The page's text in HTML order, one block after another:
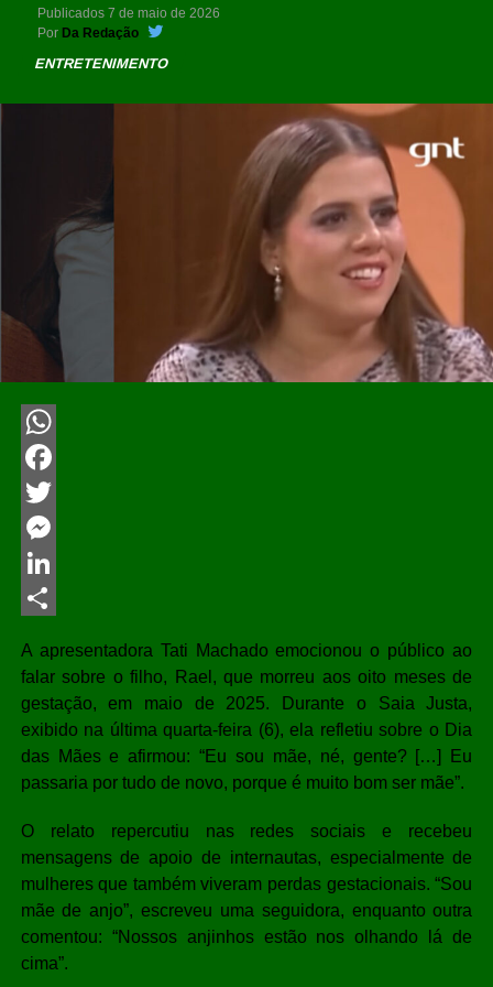
Publicados 7 de maio de 2026
Por Da Redação
ENTRETENIMENTO
WhatsApp
Facebook
Twitter
Messenger
LinkedIn
A apresentadora Tati Machado emocionou o público ao
falar sobre o filho, Rael, que morreu aos oito meses de
gestação, em maio de 2025. Durante o Saia Justa,
exibido na última quarta-feira (6), ela refletiu sobre o Dia
das Mães e afirmou: “Eu sou mãe, né, gente? […] Eu
passaria por tudo de novo, porque é muito bom ser mãe”.
O relato repercutiu nas redes sociais e recebeu
mensagens de apoio de internautas, especialmente de
mulheres que também viveram perdas gestacionais. “Sou
mãe de anjo”, escreveu uma seguidora, enquanto outra
comentou: “Nossos anjinhos estão nos olhando lá de
cima”.